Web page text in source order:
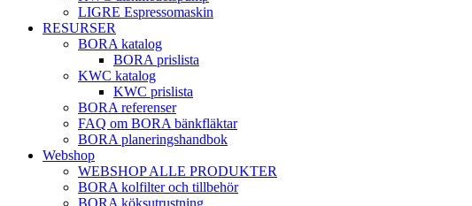
LIGRE Espressomaskin
RESURSER
BORA katalog
BORA prislista
KWC katalog
KWC prislista
BORA referenser
FAQ om BORA bänkfläktar
BORA planeringshandbok
Webshop
WEBSHOP ALLE PRODUKTER
BORA kolfilter och tillbehör
BORA köksutrustning